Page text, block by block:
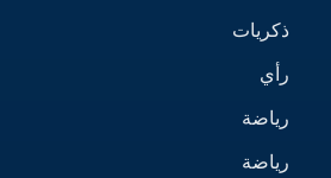
ذكريات
رأي
رياضة
رياضة